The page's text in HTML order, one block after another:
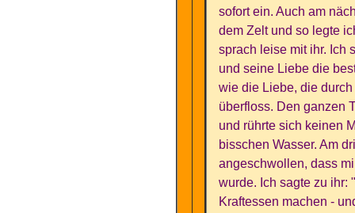
sofort ein. Auch am
dem Zelt und so legte
sprach leise mit ihr. Ich
und seine Liebe die
wie die Liebe, die
überfloss. Den ganzen
und rührte sich keinen
bisschen Wasser. Am
angeschwollen, dass
wurde. Ich sagte zu ihr:
Kraftessen machen -